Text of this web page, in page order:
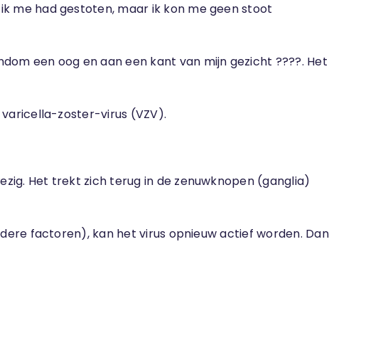
me had gestoten, maar ik kon me geen stoot
een oog en aan een kant van mijn gezicht ????. Het
zoster-virus (VZV).
Het trekt zich terug in de zenuwknopen (ganglia)
factoren), kan het virus opnieuw actief worden. Dan